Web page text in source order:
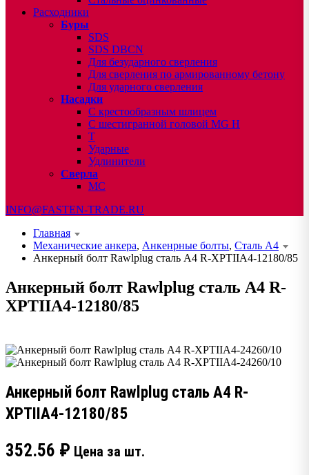
Расходники
Буры
SDS
SDS DBCN
Для безударного сверления
Для сверления по армированному бетону
Для ударного сверления
Насадки
С крестообразным шлицем
С шестигранной головой MG H
T
Ударные
Удлинители
Сверла
МС
INFO@FASTEN-TRADE.RU
Главная
Механические анкера, Анкенрные болты, Сталь А4
Анкерный болт Rawlplug сталь А4 R-XPTIIA4-12180/85
Анкерный болт Rawlplug сталь А4 R-
XPTIIA4-12180/85
Анкерный болт Rawlplug сталь А4 R-
XPTIIA4-12180/85
352.56 ₽ Цена за шт.